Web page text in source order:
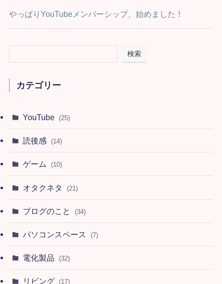
やっぱりYouTubeメンバーシップ、始めました！
検索
カテゴリー
YouTube (25)
読後感 (14)
ゲーム (10)
オタクネタ (21)
ブログのこと (34)
パソコンスペース (7)
電化製品 (32)
リビング (17)